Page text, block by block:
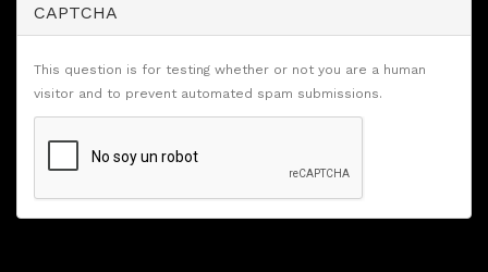
CAPTCHA
This question is for testing whether or not you are a human
visitor and to prevent automated spam submissions.